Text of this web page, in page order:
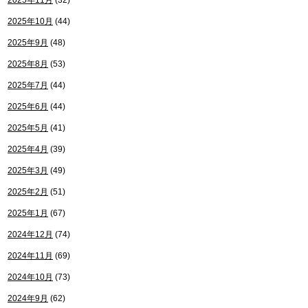
2025年10月 (44)
2025年9月 (48)
2025年8月 (53)
2025年7月 (44)
2025年6月 (44)
2025年5月 (41)
2025年4月 (39)
2025年3月 (49)
2025年2月 (51)
2025年1月 (67)
2024年12月 (74)
2024年11月 (69)
2024年10月 (73)
2024年9月 (62)